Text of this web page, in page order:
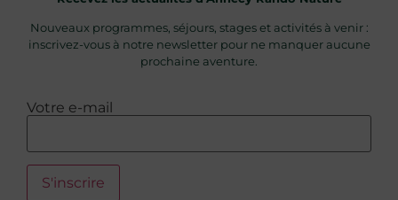
Nouveaux programmes, séjours, stages et activités à venir :
inscrivez-vous à notre newsletter pour ne manquer aucune
prochaine aventure.
Votre e-mail